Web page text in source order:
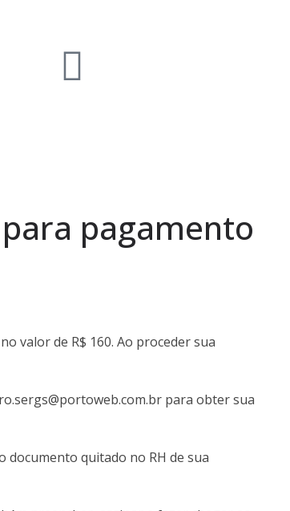
pagamento
valor de R$ 160. Ao proceder sua
para obter sua
quitado no RH de sua